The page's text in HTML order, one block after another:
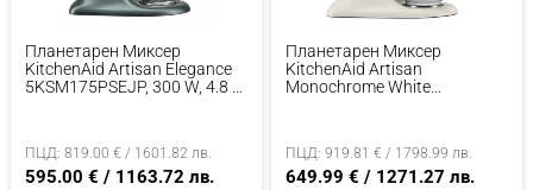
Планетарен Миксер
KitchenAid Artisan Elegance
5KSM175PSEJP, 300 W, 4.8 Л,
ПЦД: 819.00 € / 1601.82 лв.
595.00 € / 1163.72 лв.
Планетарен Миксер
KitchenAid Artisan
Monochrome White
Керамична Купа,
Порцеланово Бял
ПЦД: 919.81 € / 1798.99 лв.
649.99 € / 1271.27 лв.